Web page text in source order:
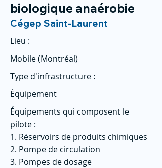
biologique anaérobie
Cégep Saint-Laurent
Lieu :
Mobile (Montréal)
Type d'infrastructure :
Équipement
Équipements qui composent le
pilote :
1. Réservoirs de produits chimiques
2. Pompe de circulation
3. Pompes de dosage